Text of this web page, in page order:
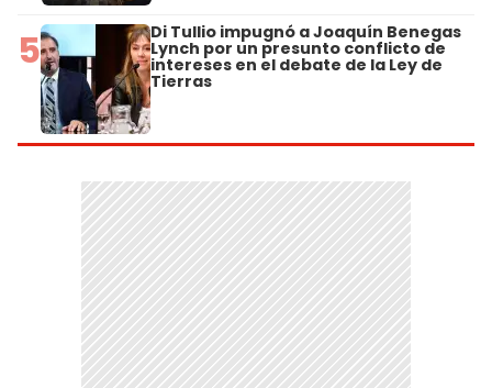
5 Di Tullio impugnó a Joaquín Benegas
Lynch por un presunto conflicto de
intereses en el debate de la Ley de
Tierras